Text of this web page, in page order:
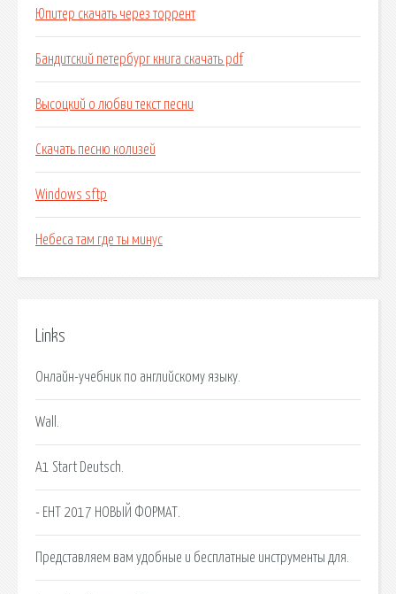
Юпитер скачать через торрент
Бандитский петербург книга скачать pdf
Высоцкий о любви текст песни
Скачать песню колизей
Windows sftp
Небеса там где ты минус
Links
Онлайн-учебник по английскому языку.
Wall.
A1 Start Deutsch.
- ЕНТ 2017 НОВЫЙ ФОРМАТ.
Представляем вам удобные и бесплатные инструменты для.